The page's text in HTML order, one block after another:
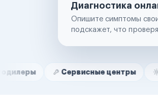
Диагностика
Опишите симптомы
подскажет, что
Нам доверяют
Сервисные центры
Маркетплейсы